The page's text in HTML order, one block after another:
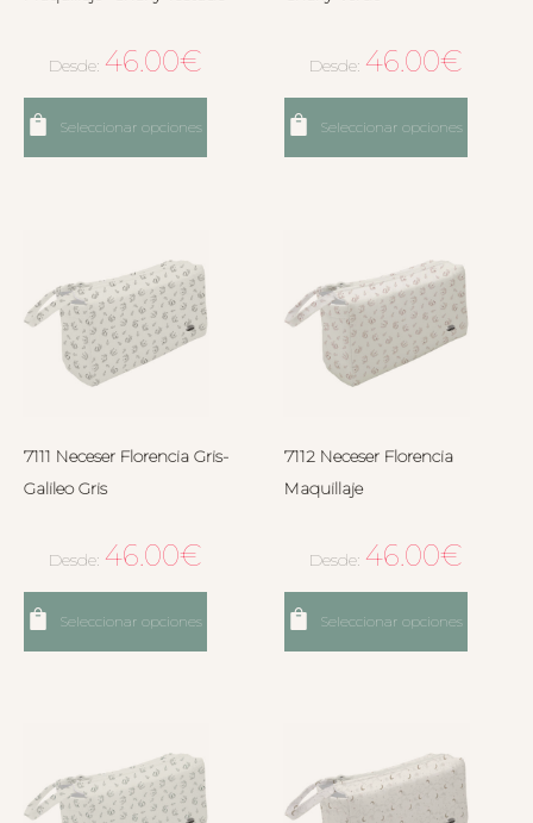
Desde: 46.00€
Seleccionar opciones
Desde: 46.00€
Seleccionar opciones
7111 Neceser Florencia Gris-
Galileo Gris
Desde: 46.00€
Seleccionar opciones
7112 Neceser Florencia
Maquillaje
Desde: 46.00€
Seleccionar opciones